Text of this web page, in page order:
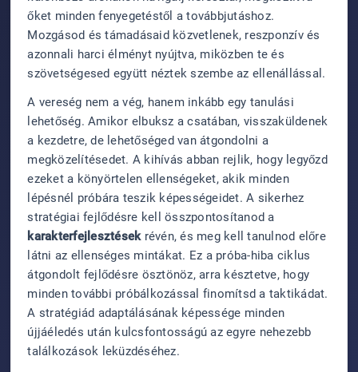
őket minden fenyegetéstől a továbbjutáshoz.
Mozgásod és támadásaid közvetlenek, reszponzív és
azonnali harci élményt nyújtva, miközben te és
szövetségesed együtt néztek szembe az ellenállással.
A vereség nem a vég, hanem inkább egy tanulási
lehetőség. Amikor elbuksz a csatában, visszaküldenek
a kezdetre, de lehetőséged van átgondolni a
megközelítésedet. A kihívás abban rejlik, hogy legyőzd
ezeket a könyörtelen ellenségeket, akik minden
lépésnél próbára teszik képességeidet. A sikerhez
stratégiai fejlődésre kell összpontosítanod a
karakterfejlesztésekrévén, és meg kell tanulnod előre
látni az ellenséges mintákat. Ez a próba-hiba ciklus
átgondolt fejlődésre ösztönöz, arra késztetve, hogy
minden további próbálkozással finomítsd a taktikádat.
A stratégiád adaptálásának képessége minden
újjáéledés után kulcsfontosságú az egyre nehezebb
találkozások leküzdéséhez.